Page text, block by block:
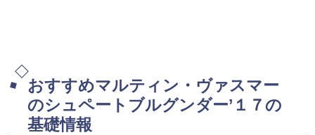
おすすめマルティン・ヴァスマー
のシュペートブルグンダー’１７の
基礎情報